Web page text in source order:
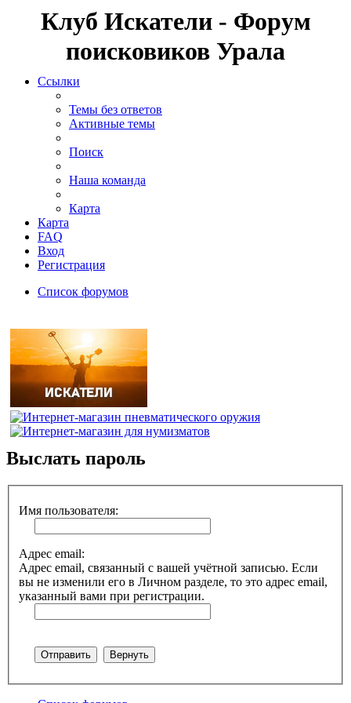
Клуб Искатели - Форум
поисковиков Урала
Ссылки
Темы без ответов
Активные темы
Поиск
Наша команда
Карта
Карта
FAQ
Вход
Регистрация
Список форумов
Выслать пароль
Имя пользователя:
Адрес email:
Адрес email, связанный с вашей учётной записью. Если
вы не изменили его в Личном разделе, то это адрес email,
указанный вами при регистрации.